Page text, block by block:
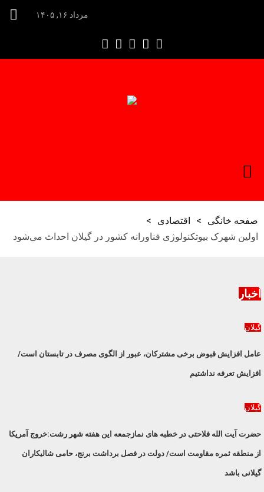
مرداد ۱۶, ۱۴۰۵
صفحه خانگی > اقتصادی
>
اولین شهرک بیوتکنولوژی فناورانه کشور در گیلان احداث می‌شود
اخبار
گیلان
عامل افزایش قبوض برخی مشترکان، عبور از الگوی مصرف در تابستان است/
افزایش تعرفه نداشتیم
گیلان
حضرت آیت الله فلاحتی در خطبه های نمازجمعه این هفته شهر رشت:خروج آمریکا
از منطقه ثمره مقاومت است/ دولت در فصل برداشت برنج، حامی شالیکاران
گیلانی باشد